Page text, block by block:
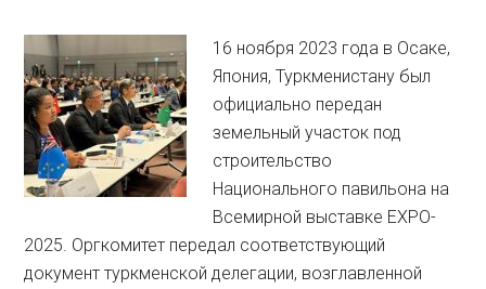
16 ноября 2023 года в Осаке,
Япония, Туркменистану был
официально передан
земельный участок под
строительство
Национального павильона на
Всемирной выставке EXPO-
2025. Оргкомитет передал соответствующий
документ туркменской делегации, возглавленной